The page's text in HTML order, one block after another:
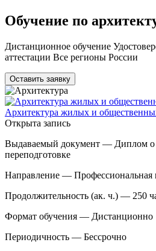
Обучение по
Дистанционное обучение
аттестации Все регионы России
Оставить заявку
Архитектура жилых и
Открыта запись
Выдаваемый документ — Диплом о
переподготовке
Направление — Профессиональная
Продолжительность (ак. ч.) — 250
Формат обучения — Дистанционно
Периодичность — Бессрочно